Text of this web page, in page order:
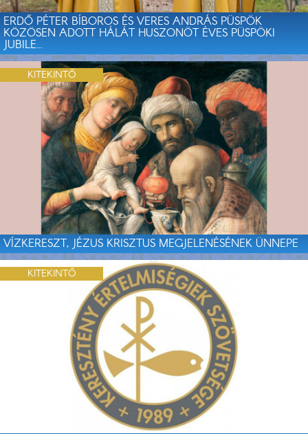
ERDŐ PÉTER BÍBOROS ÉS VERES ANDRÁS PÜSPÖK
KÖZÖSEN ADOTT HÁLÁT HUSZONÖT ÉVES PÜSPÖKI
JUBILE...
VÍZKERESZT, JÉZUS KRISZTUS MEGJELENÉSÉNEK ÜNNEPE
KITEKINTŐ
KITEKINTŐ